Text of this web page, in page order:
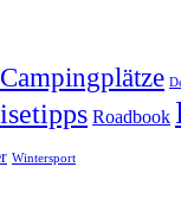
Campingplätze
Roadbook
Wintersport